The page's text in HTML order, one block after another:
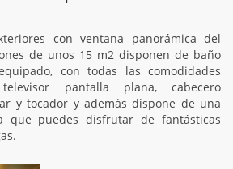
con ventana panorámica del
de unos 15 m2 disponen de baño
con todas las comodidades
pantalla plana, cabecero
y tocador y además dispone de una
que puedes disfrutar de fantásticas